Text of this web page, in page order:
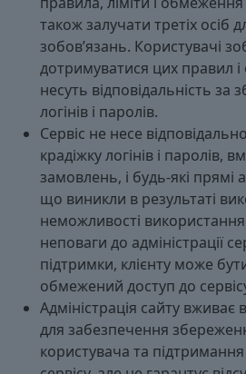
також залучати третіх осіб
зобов’язань. Користувачі
дотримуватися цих правил
несуть відповідальність за
логінів і паролів.
Сервіс не несе
крадіжку логінів і паролів,
замовлень, і будь-які прямі
що виникли в результаті
неможливості використання
неповаги до адміністрації
підтримки, клієнту може
обмежений доступ до
Адміністрація сайту вживає
для забезпечення
користувача та